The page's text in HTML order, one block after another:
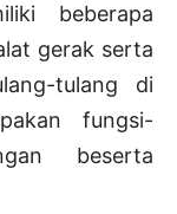
beberapa
gerak serta
tulang di
fungsi-
beserta